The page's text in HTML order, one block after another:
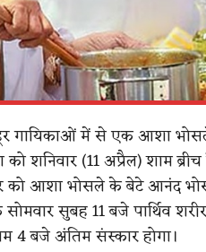
गायिकाओं में से एक आशा भोसले
शनिवार (11 अप्रैल) शाम
को आशा भोसले के बेटे आनंद
सुबह 11 बजे पार्थिव
4 बजे अंतिम संस्कार होगा।